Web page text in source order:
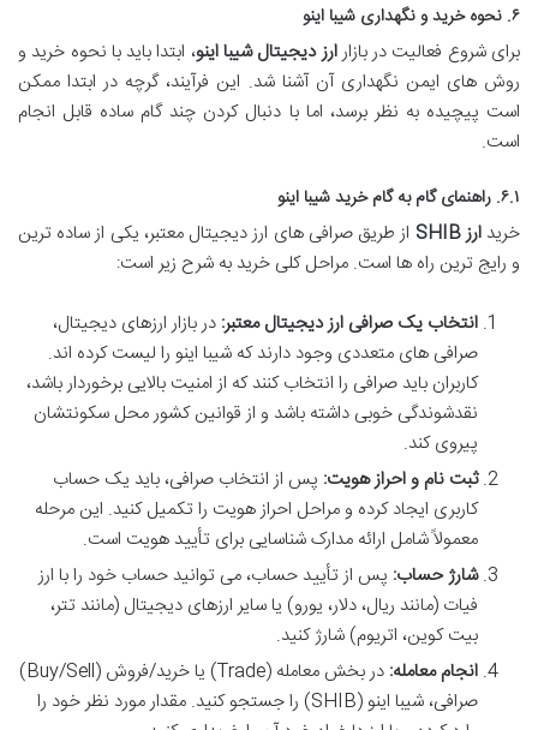
۶. نحوه خرید و نگهداری شیبا اینو
برای شروع فعالیت در بازارارز دیجیتال شیبا اینو، ابتدا باید با نحوه خرید و
روش های ایمن نگهداری آن آشنا شد. این فرآیند، گرچه در ابتدا ممکن
است پیچیده به نظر برسد، اما با دنبال کردن چند گام ساده قابل انجام
است.
۶.۱. راهنمای گام به گام خرید شیبا اینو
خریدارز SHIB
از طریق صرافی های ارز دیجیتال معتبر، یکی از ساده ترین
و رایج ترین راه ها است. مراحل کلی خرید به شرح زیر است:
انتخاب یک صرافی ارز دیجیتال معتبر: در بازار ارزهای دیجیتال،
صرافی های متعددی وجود دارند که شیبا اینو را لیست کرده اند.
کاربران باید صرافی را انتخاب کنند که از امنیت بالایی برخوردار باشد،
نقدشوندگی خوبی داشته باشد و از قوانین کشور محل سکونتشان
پیروی کند.
ثبت نام و احراز هویت: پس از انتخاب صرافی، باید یک حساب
کاربری ایجاد کرده و مراحل احراز هویت را تکمیل کنید. این مرحله
معمولاً شامل ارائه مدارک شناسایی برای تأیید هویت است.
شارژ حساب: پس از تأیید حساب، می توانید حساب خود را با ارز
فیات (مانند ریال، دلار، یورو) یا سایر ارزهای دیجیتال (مانند تتر،
بیت کوین، اتریوم) شارژ کنید.
انجام معامله:
در بخش معامله (Trade) یا خرید/فروش (Buy/Sell)
صرافی، شیبا اینو (SHIB) را جستجو کنید. مقدار مورد نظر خود را